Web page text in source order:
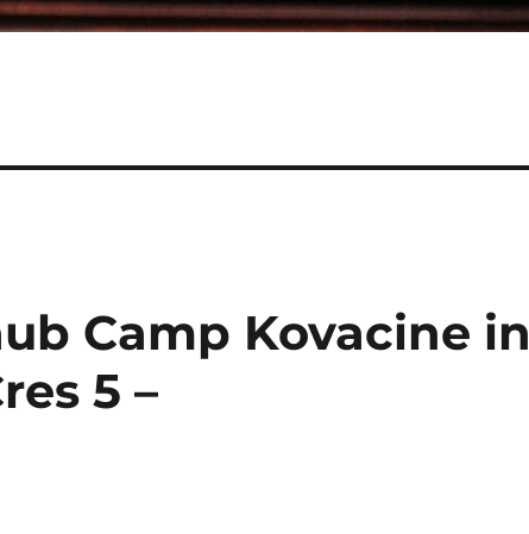
Camp Kovacine in
5 –